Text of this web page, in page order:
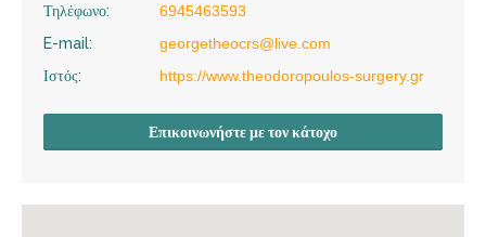
Τηλέφωνο:
6945463593
E-mail:
georgetheocrs@live.com
Ιστός:
https://www.theodoropoulos-surgery.gr
Επικοινωνήστε με τον κάτοχο